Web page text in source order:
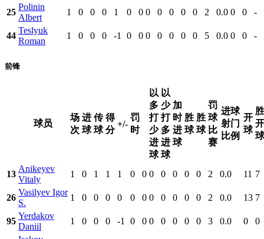
25
Polinin
Albert
1 0 0 0 1 0 0 0 0 0 0 0 2 0.0 0 0 -
44
Teslyuk
Roman
1 0 0 0 -1 0 0 0 0 0 0 0 5 0.0 0 0 -
前锋
球员
场
次
进
球
传
球
得
分
+/-
罚
时
以
多
打
少
进
球
以
少
打
多
进
球
加
时
进
球
胜
球
胜
球
罚
球
比
赛
进球
射门
比例
开
球
胜
开
球
13
Anikeyev
Vitaly
1 0 1 1 1 0 0 0 0 0 0 0 2 0.0 11 7
26
Vasilyev Igor
S.
1 0 0 0 0 0 0 0 0 0 0 0 2 0.0 13 7
95
Yerdakov
Daniil
1 0 0 0 -1 0 0 0 0 0 0 0 3 0.0 0 0